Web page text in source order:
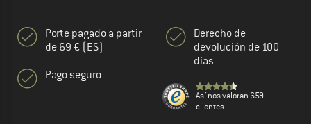
Porte pagado a partir
de 69 € (ES)
Pago seguro
Derecho de
devolución de 100
días
Así nos valoran 659
clientes